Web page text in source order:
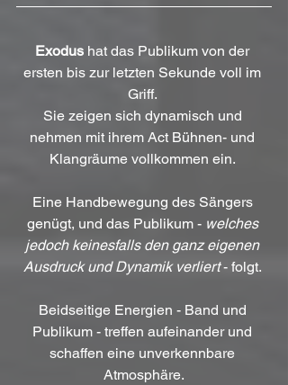
Exodus hat das Publikum von der
ersten bis zur letzten Sekunde voll im
Griff.
Sie zeigen sich dynamisch und
nehmen mit ihrem Act Bühnen- und
Klangräume vollkommen ein.
Eine Handbewegung des Sängers
genügt, und das Publikum - welches
jedoch keinesfalls den ganz eigenen
Ausdruck und Dynamik verliert - folgt.
Beidseitige Energien - Band und
Publikum - treffen aufeinander und
schaffen eine unverkennbare
Atmosphäre.